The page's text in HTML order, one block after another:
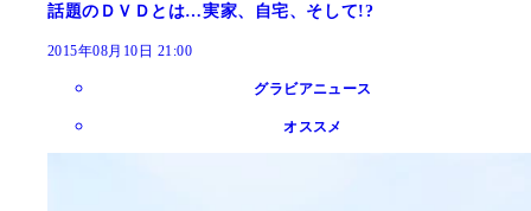
話題のＤＶＤとは…実家、自宅、そして!?
2015年08月10日 21:00
グラビアニュース
オススメ